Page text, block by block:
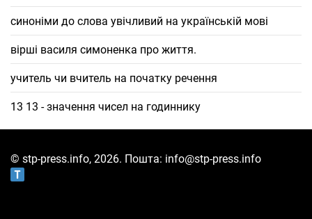
синоніми до слова увічливий на українській мові
вірші василя симоненка про життя.
учитель чи вчитель на початку речення
13 13 - значення чисел на годиннику
© stp-press.info, 2026. Пошта: info@stp-press.info